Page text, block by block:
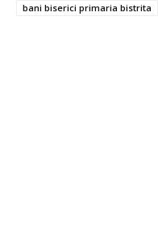
bani biserici primaria bistrita